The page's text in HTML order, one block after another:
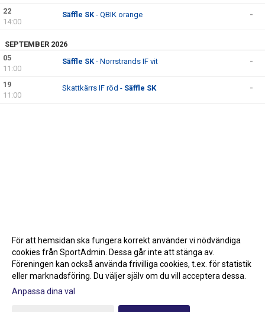
22
14:00
Säffle SK- QBIK orange -
SEPTEMBER 2026
05
11:00
Säffle SK- Norrstrands IF vit -
19
11:00
Skattkärrs IF röd - Säffle SK -
Gå till Webbversion
För att hemsidan ska fungera korrekt använder vi nödvändiga
cookies från SportAdmin. Dessa går inte att stänga av.
Föreningen kan också använda frivilliga cookies, t.ex. för statistik
eller marknadsföring. Du väljer själv om du vill acceptera dessa.
Anpassa dina val